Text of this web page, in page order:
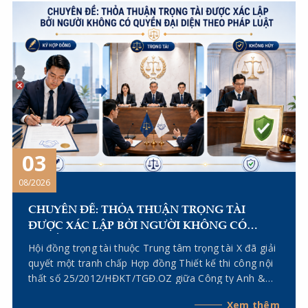
Tố tụng của Trung tâm Trọng tài Thương mại Miền
Trung (MCAC) đã quy định cụ thể về số lượng bản tài
liệu cần gửi, phương thức gửi, thời điểm được coi là
đã nhận và cách tính thời hạn tố tụng. Bài viết dưới
đây sẽ làm rõ những quy định chung mà các bên cần
lưu ý khi gửi thông báo, tài liệu tại MCAC.
03
08/2026
CHUYÊN ĐỀ: THỎA THUẬN TRỌNG TÀI
ĐƯỢC XÁC LẬP BỞI NGƯỜI KHÔNG CÓ
QUYỀN ĐẠI DIỆN THEO PHÁP LUẬT
Hội đồng trọng tài thuộc Trung tâm trọng tài X đã giải
quyết một tranh chấp Hợp đồng Thiết kế thi công nội
thất số 25/2012/HĐKT/TGĐ.OZ giữa Công ty Anh &
Xem thêm